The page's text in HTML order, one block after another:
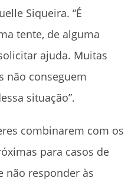
Siqueira. “É
tente, de alguma
ajuda. Muitas
não conseguem
situação”.
combinarem com os
para casos de
não responder às